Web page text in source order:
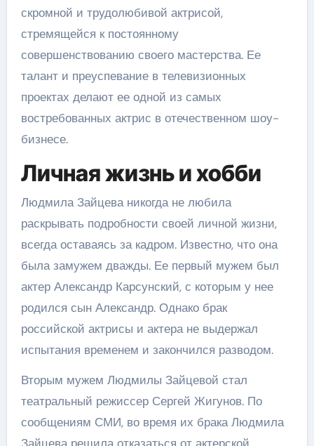
скромной и трудолюбивой актрисой,
стремящейся к постоянному
совершенствованию своего мастерства. Ее
талант и преуспевание в телевизионных
проектах делают ее одной из самых
востребованных актрис в отечественном шоу-
бизнесе.
Личная жизнь и хобби
Людмила Зайцева никогда не любила
раскрывать подробности своей личной жизни,
всегда оставаясь за кадром. Известно, что она
была замужем дважды. Ее первый мужем был
актер Александр Карсунский, с которым у нее
родился сын Александр. Однако брак
российской актрисы и актера не выдержал
испытания временем и закончился разводом.
Вторым мужем Людмилы Зайцевой стал
театральный режиссер Сергей Жигунов. По
сообщениям СМИ, во время их брака Людмила